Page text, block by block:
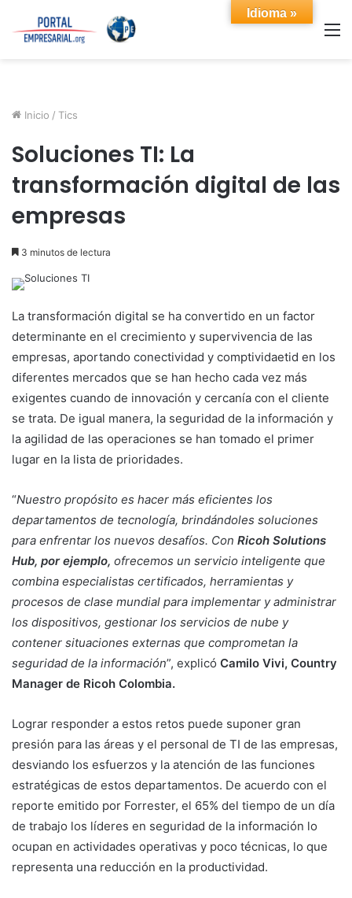
Inicio / Tics
Soluciones TI: La
transformación digital de las
empresas
3 minutos de lectura
La transformación digital se ha convertido en un factor
determinante en el crecimiento y supervivencia de las
empresas, aportando conectividad y comptividaetid en los
diferentes mercados que se han hecho cada vez más
exigentes cuando de innovación y cercanía con el cliente
se trata. De igual manera, la seguridad de la información y
la agilidad de las operaciones se han tomado el primer
lugar en la lista de prioridades.
“Nuestro propósito es hacer más eficientes los
departamentos de tecnología, brindándoles soluciones
para enfrentar los nuevos desafíos. Con Ricoh Solutions
Hub, por ejemplo, ofrecemos un servicio inteligente que
combina especialistas certificados, herramientas y
procesos de clase mundial para implementar y administrar
los dispositivos, gestionar los servicios de nube y
contener situaciones externas que comprometan la
seguridad de la información”, explicó Camilo Vivi, Country
Manager de Ricoh Colombia.
Lograr responder a estos retos puede suponer gran
presión para las áreas y el personal de TI de las empresas,
desviando los esfuerzos y la atención de las funciones
estratégicas de estos departamentos. De acuerdo con el
reporte emitido por Forrester, el 65% del tiempo de un día
de trabajo los líderes en seguridad de la información lo
ocupan en actividades operativas y poco técnicas, lo que
representa una reducción en la productividad.
Idioma »